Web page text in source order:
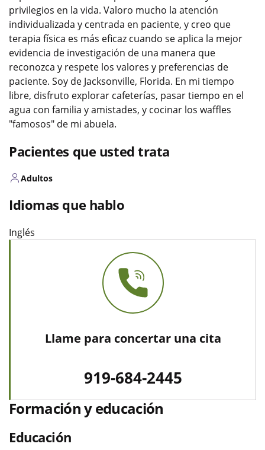
privilegios en la vida. Valoro mucho la atención
individualizada y centrada en paciente, y creo que
terapia física es más eficaz cuando se aplica la mejor
evidencia de investigación de una manera que
reconozca y respete los valores y preferencias de
paciente. Soy de Jacksonville, Florida. En mi tiempo
libre, disfruto explorar cafeterías, pasar tiempo en el
agua con familia y amistades, y cocinar los waffles
"famosos" de mi abuela.
Pacientes que usted trata
Adultos
Idiomas que hablo
Inglés
Llame para concertar una cita
919-684-2445
Formación y educación
Educación